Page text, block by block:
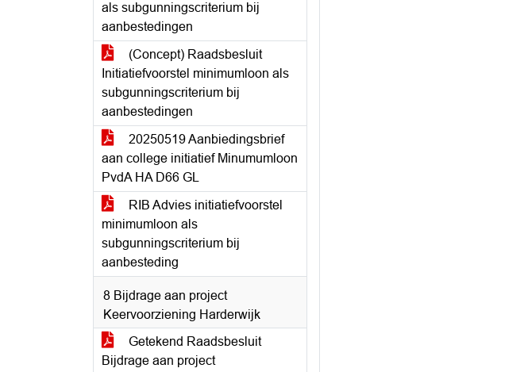
als subgunningscriterium bij
aanbestedingen
(Concept) Raadsbesluit
Initiatiefvoorstel minimumloon als
subgunningscriterium bij
aanbestedingen
20250519 Aanbiedingsbrief
aan college initiatief Minumumloon
PvdA HA D66 GL
RIB Advies initiatiefvoorstel
minimumloon als
subgunningscriterium bij
aanbesteding
8 Bijdrage aan project
Keervoorziening Harderwijk
Getekend Raadsbesluit
Bijdrage aan project